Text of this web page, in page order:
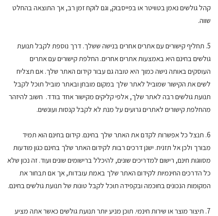
קהל גולשים נאמן בטוויטר או בפייסבוק, וגם לוקח זמן רב, אך התוצאה בהחלט
שווה.
5. תחליף קישורים עם אתרים אחרים בנישה ששלך. דרך נוספת לקבל תנועת
גולשים בחינם היא באמצעות אתרים אחרים. החלפת קישורים עם אתרים
העוסקים באותה נישה כמוך היא טובה גם עבור קידום האתר שלך. אם תצליח
לשים את הקישור שמוביל לאתר שלך במקום מובחן ובאתר מוביל תוכל לקבל
תנועת גולשים רבה לאתר שלך, אלפי קליקים מקישור אחד בודד. חשוב להיזהר
מהחלפת קישורים לאתרים גרועים על מנת לא לקבל קנסות ועונשים.
6. תנצל כל אפשרות לקדם את האתר שלך בחינם. קידום בחינם הוא תמיד
מבורך ולכן אל תזניח. ישנן דרכים רבות לקידום האתר שלך בחינם כגון מודעות
מסווגות חינם, רישום למדריכים שונים, להיכלל ברישומים שונים ועוד. זה נכון שלא
כל הדרכים החינמיות לקידום האתר שלך באמת עובדות, אך אם תבחור את
המקומות הנכונים בחוכמה ובקפידה תוכל לקבל טונות של תנועת גולשים בחינם.
7. תיצור מוצר או שירות חינמי. תוכן מניע יותר תנועת גולשים כאשר אתה מציע